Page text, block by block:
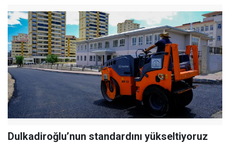
Dulkadiroğlu’nun standardını yükseltiyoruz